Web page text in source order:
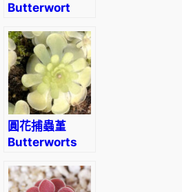
Butterwort
Tina) (直徑3-
5cm)
圓花捕蟲堇
Butterworts
rotundiflora)